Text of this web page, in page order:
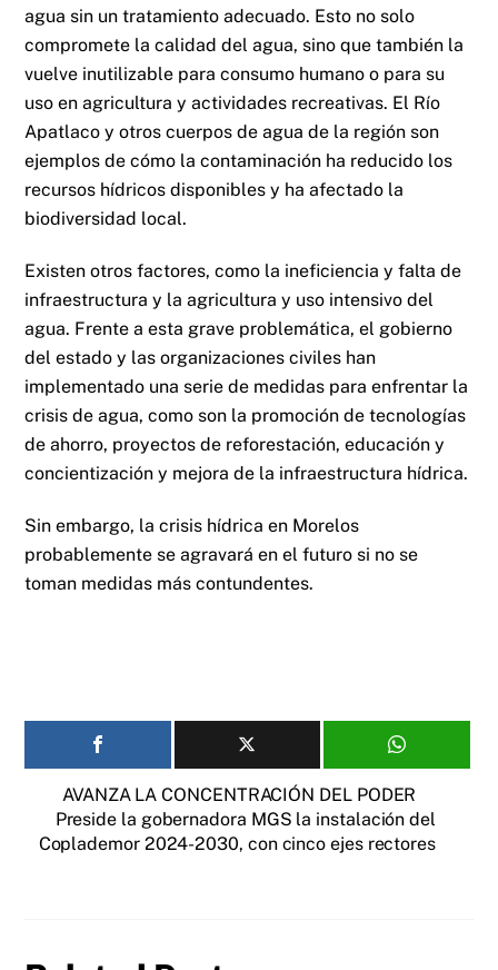
agua sin un tratamiento adecuado. Esto no solo
compromete la calidad del agua, sino que también la
vuelve inutilizable para consumo humano o para su
uso en agricultura y actividades recreativas. El Río
Apatlaco y otros cuerpos de agua de la región son
ejemplos de cómo la contaminación ha reducido los
recursos hídricos disponibles y ha afectado la
biodiversidad local.
Existen otros factores, como la ineficiencia y falta de
infraestructura y la agricultura y uso intensivo del
agua. Frente a esta grave problemática, el gobierno
del estado y las organizaciones civiles han
implementado una serie de medidas para enfrentar la
crisis de agua, como son la promoción de tecnologías
de ahorro, proyectos de reforestación, educación y
concientización y mejora de la infraestructura hídrica.
Sin embargo, la crisis hídrica en Morelos
probablemente se agravará en el futuro si no se
toman medidas más contundentes.
AVANZA LA CONCENTRACIÓN DEL PODER
Preside la gobernadora MGS la instalación del
Coplademor 2024-2030, con cinco ejes rectores